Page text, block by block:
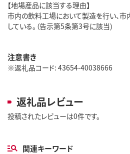
【地場産品に該当する理由】
市内の飲料工場において製造を行い、
している。（告示第5条第3号に該当)
注意書き
※返礼品コード: 43654-40038666
返礼品レビュー
投稿されたレビューは0件です。
関連キーワード